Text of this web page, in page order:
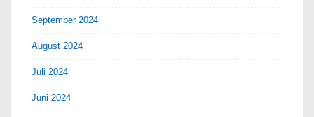
September 2024
August 2024
Juli 2024
Juni 2024